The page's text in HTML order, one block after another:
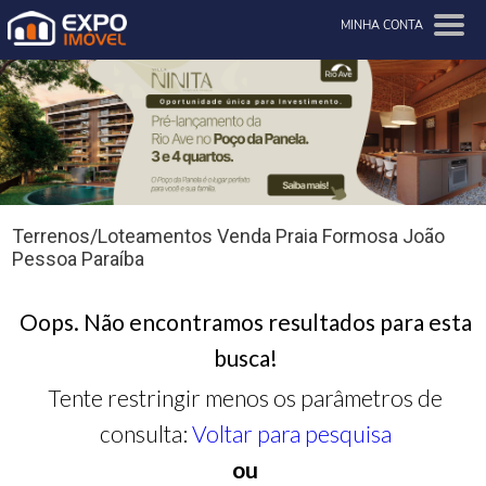
MINHA CONTA
Terrenos/Loteamentos Venda Praia Formosa João
Pessoa Paraíba
Oops. Não encontramos resultados para esta
busca!
Tente restringir menos os parâmetros de
consulta: Voltar para pesquisa
ou